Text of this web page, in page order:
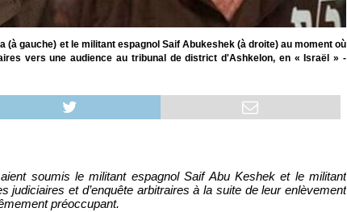
(à gauche) et le militant espagnol Saif Abukeshek (à droite) au moment où
vers une audience au tribunal de district d'Ashkelon, en « Israël » -
soumis le militant espagnol Saif Abu Keshek et le militant
judiciaires et d’enquête arbitraires à la suite de leur enlèvement
préoccupant.